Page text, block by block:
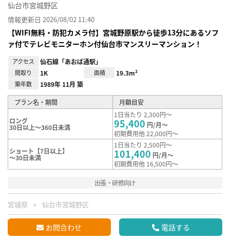
仙台市宮城野区
情報更新日 2026/08/02 11:40
【WIFI無料・防犯カメラ付】宮城野原駅から徒歩13分にあるソフ
ァ付でテレビモニターホン付仙台市マンスリーマンション！
アクセス 仙石線「あおば通駅」
間取り 1K 面積 19.3m²
築年数 1989年 11月 築
プラン名・期間 月額目安
ロング
30日以上～360日未満
1日当たり 2,300円～
95,400 円/月～
初期費用他 22,000円～
ショート【7日以上】
～30日未満
1日当たり 2,500円～
101,400 円/月～
初期費用他 16,500円～
出張・研修向け
宮城県 仙台市宮城野区
お問合わせ 電話する